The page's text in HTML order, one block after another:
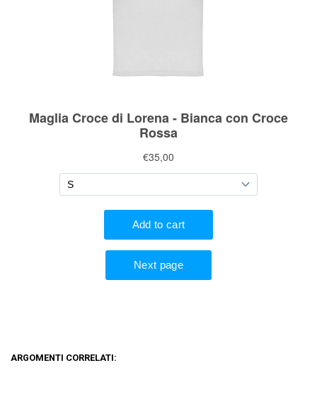
ARGOMENTI CORRELATI: